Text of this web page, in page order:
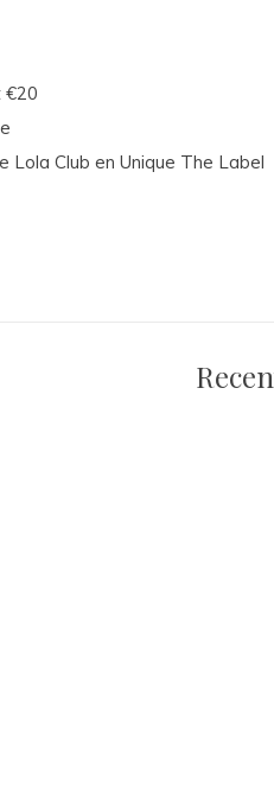
€20
Lola Club en Unique The Label